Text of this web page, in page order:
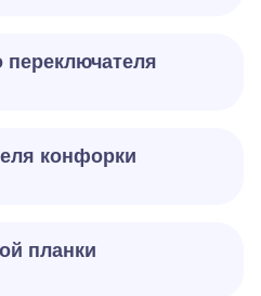
конфорки
планки